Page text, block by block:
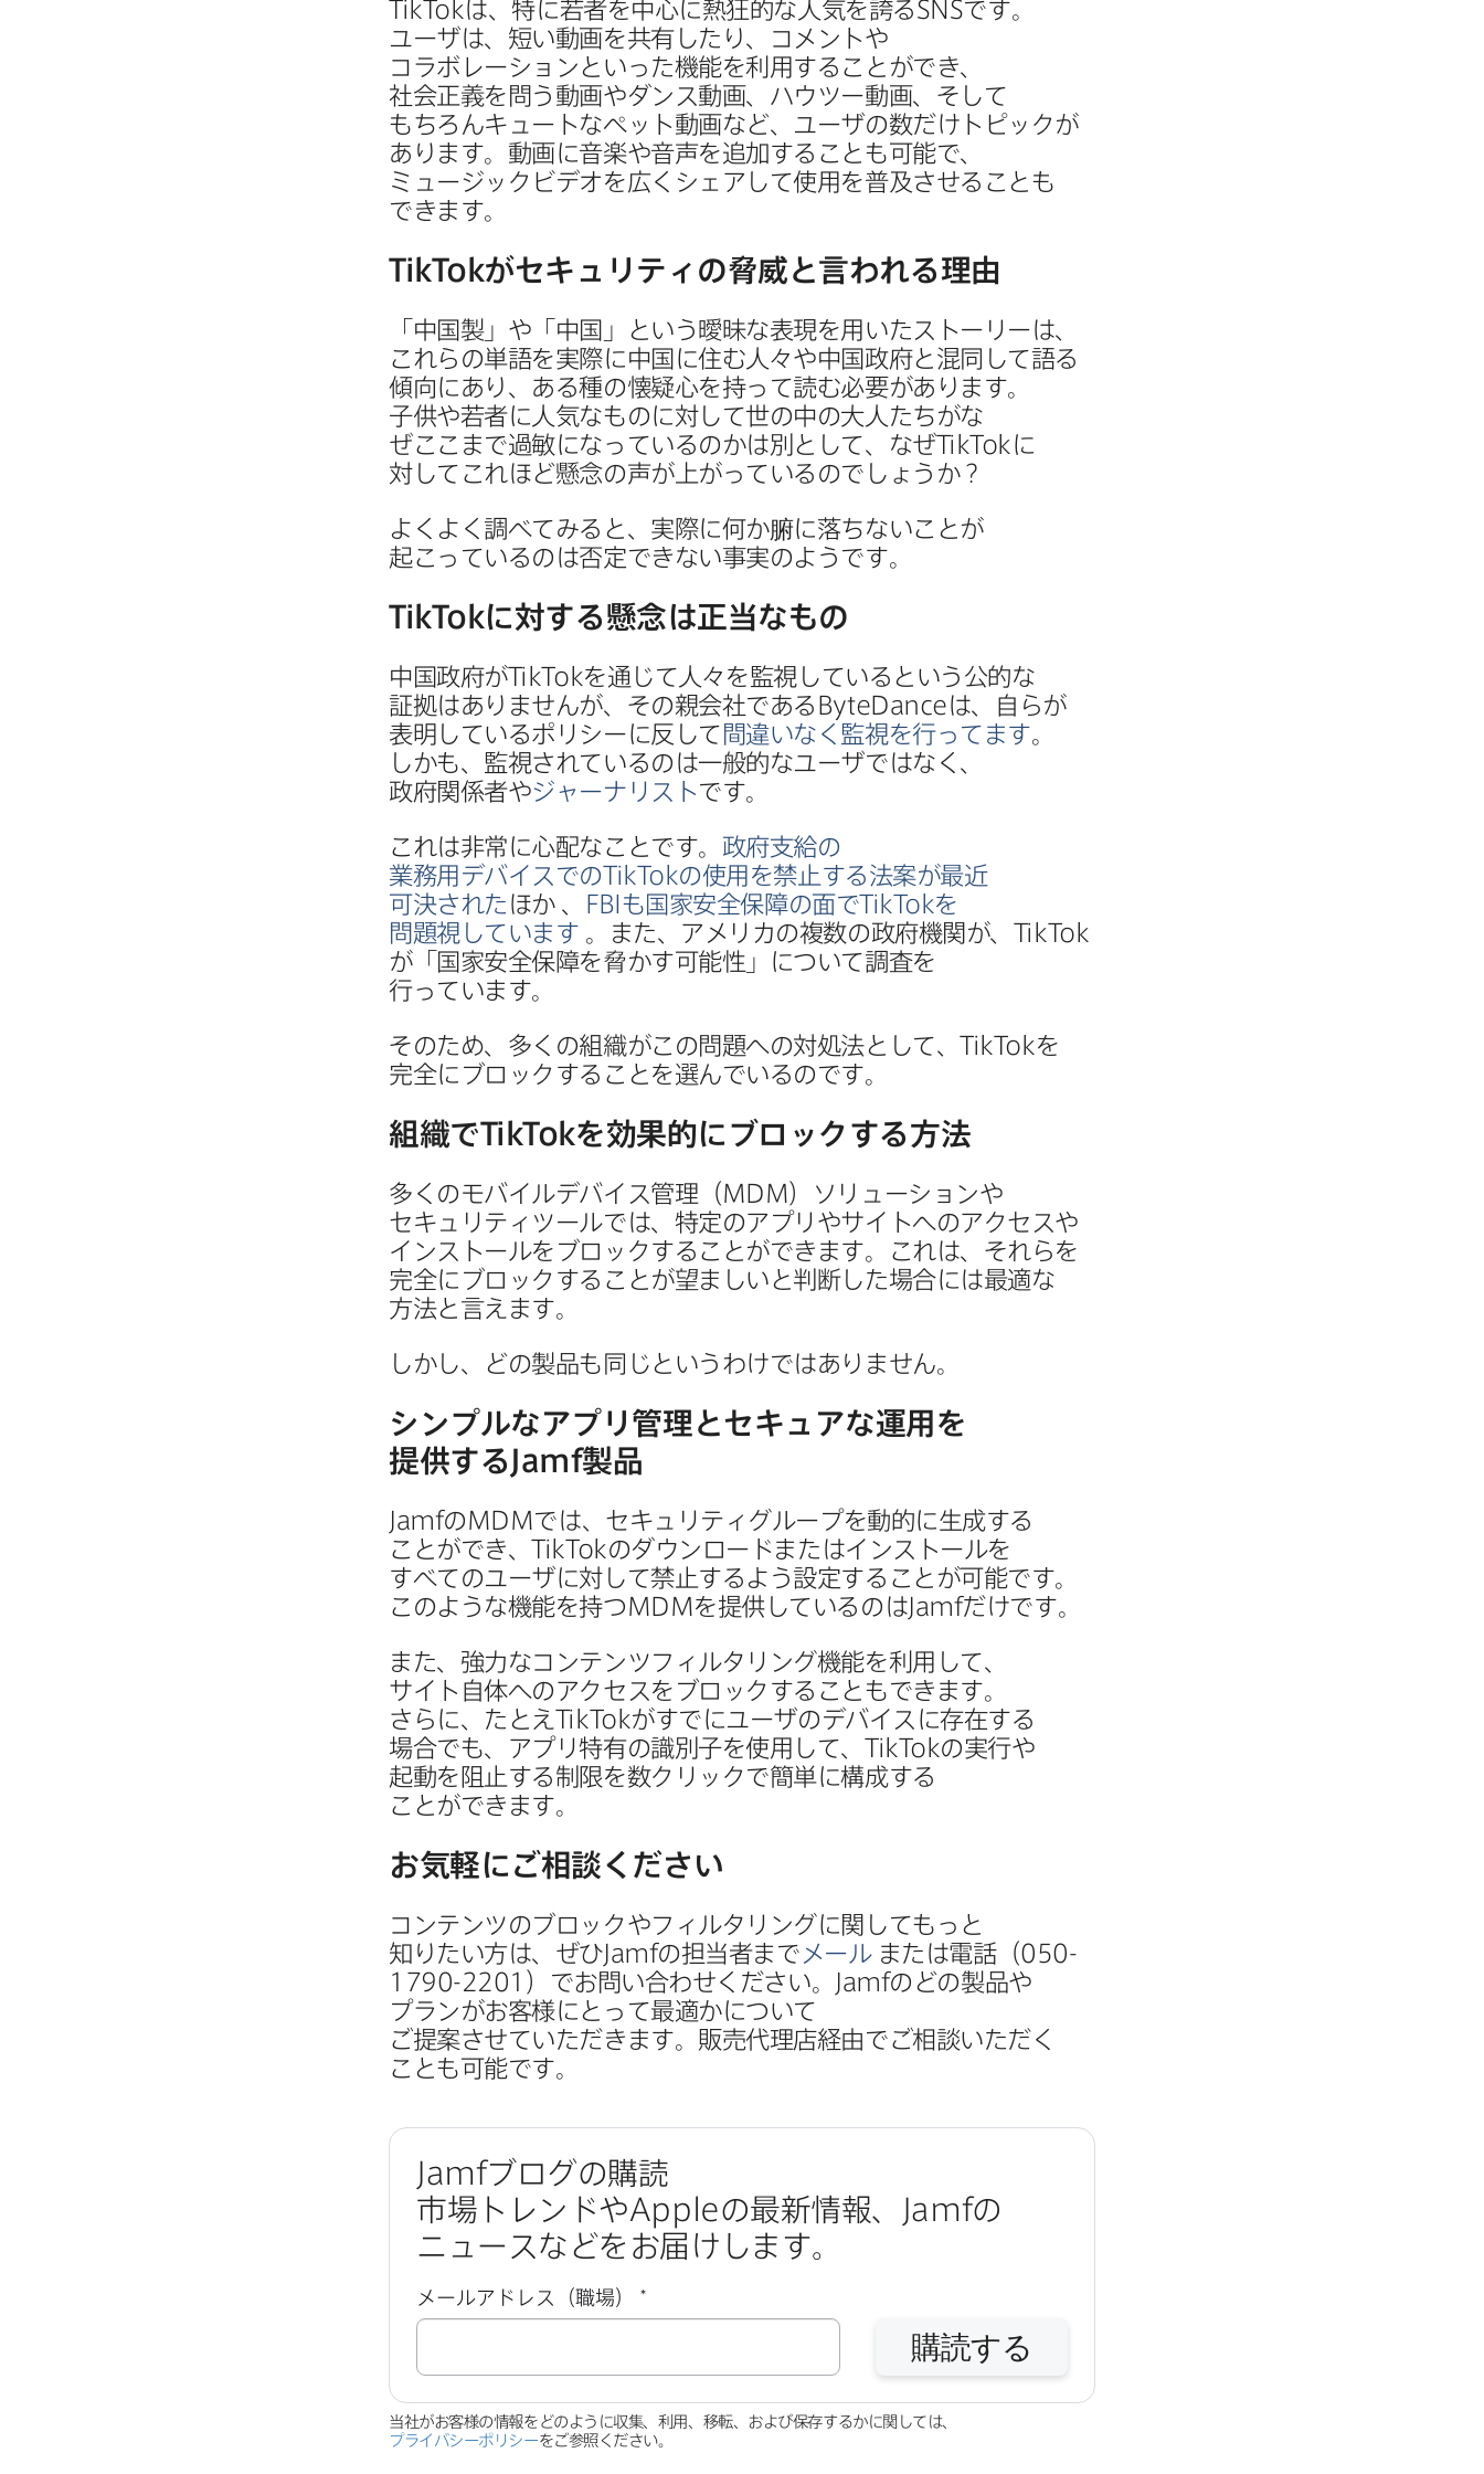
TikTokは、​特に​若者を​中心に​熱狂的な​人気を​誇るSNSです。​
ユーザは、​短い​動画を​共有したり、​コメントや​
コラボレーションと​いった​機能を​利用する​ことができ、​
社会正義を​問う​動画や​ダンス動画、​ハウツー動画、​そして​
もちろんキュートな​ペット動画など、​ユーザの​数だけトピックが​
あります。​動画に​音楽や​音声を​追加する​ことも​可能で、​
ミュージックビデオを​広く​シェアして​使用を​普及させる​ことも​
できます。
TikTokが​セキュリティの​脅威と​言われる​理由
「中国製」や​「中国」と​いう​曖昧な​表現を​用いた​ストーリーは、​
これらの​単語を​実際に​中国に​住む​人々や​中国政府と​混同して​語る​
傾向に​あり、​ある​種の​懐疑心を​持って読む必要が​あります。​
子供や​若者に​人気な​ものに​対して​世の​中の​大人た​ちがな​
ぜここまで​過敏に​なっているのかは​別と​して、​なぜTikTokに​
対して​これほど​懸念の​声が​上がっているのでしょうか？
よく​よく​調べてみると、​実際に​何か腑に​落ちない​ことが​
起こっているのは​否定できない​事実の​ようです。
TikTokに​対する​懸念は​正当な​もの
中国政府がTikTokを​通じて​人々を​監視していると​いう​公的な​
証拠は​ありませんが、​その​親会社である ByteDanceは、​自らが​
表明している​ポリシーに​反して 間違いなく​監視を​行ってます。​
しかも、​監視されているのは​一般的な​ユーザではなく、​
政府関係者やジャーナリストです。
これは​非常に​心配な​ことです。 政府支給の​
業務用デバイスでのTikTokの​使用を​禁止する​法案が​最近​
可決された ほか 、 FBI も​国家安全保障の​面でTikTokを​
問題視しています 。​また、​アメリカの​複数の​政府機関が、 TikTok
が​「国家安全保障を​脅かす​可能性」に​ついて​調査を​
行っています。
その​ため、​多くの​組織が​この​問題への​対処法と​して、TikTokを​
完全に​ブロックする​ことを​選んでいるのです。
組織でTikTokを​効果的に​ブロックする​方​法
多くの​モバイルデバイス管理​（MDM）​ソリューションや​
セキュリティツールでは、​特定の​アプリや​サイトへの​アクセスや​
インストールを​ブロックする​ことができます。​これは、​それらを​
完全に​ブロックする​ことが​望ましいと​判断した​場合には​最適な​
方法と​言えます。
しかし、​どの​製品も​同じと​いうわけでは​ありません。
シンプルな​アプリ管理と​セキュアな​運用を​
提供する Jamf製品
JamfのMDMでは、​セキュリティグループを​動的に​生成する​
ことができ、TikTokの​ダウンロードまたは​インストールを​
すべての​ユーザに​対して​禁止するよう設定する​ことが​可能です。​
このような​機能を​持つMDMを​提供しているのは Jamfだけです。
また、​強力な​コンテンツフィルタリング機能を​利用して、​
サイト自体への​アクセスを​ブロックする​ことも​できます。​
さらに、​たとえ TikTokが​すでに​ユーザの​デバイスに​存在する​
場合でも、​アプリ特有の​識別子を​使用して、TikTokの​実行や​
起動を​阻止する​制限を​数クリックで​簡単に​構成する​
ことができます。
お気軽に​ご相談ください
コンテンツの​ブロックや​フィルタリングに​関してもっと​
知りたい方は、​ぜひJamfの​担当者まで メール または​電話​（050-
1790-2201 ）で​お問い​合わせください。 Jamfの​どの​製品や​
プランが​お客様に​とって​最適かに​ついて​
ご提案させていただきます。​販売代理店経由で​ご相談いただく​
ことも​可能です。
Jamfブログの​購読
市場トレンドやAppleの​最新情報、 Jamfの​
ニュースなどを​お届けします。
メールアドレス（職場） *必
購読する
当社が​お客様の​情報を​どのように​収集、​利用、​移転、​および​保存するかに​関しては、
プライバシーポリシーを​ご参照ください。